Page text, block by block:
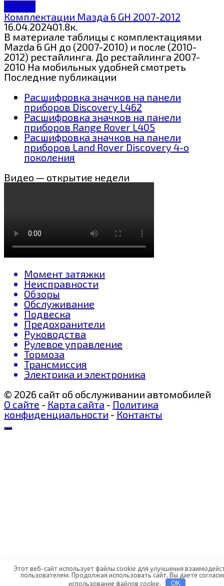
Мазда
Комплектации Мазда 6 GH 2007-2012
16.04.202401.8к.
В материале таблицы с комплектациями
Mazda 6 GH до (2007-2010) и после (2010-
2012) рестайлинга. До рестайлинга 2007-
2010 На мобильных удобней смотреть
Последние публикации
Расшифровка значков на панели
приборов Discovery L462
Расшифровка значков на панели
приборов Range Rover L405
Расшифровка значков на панели
приборов Land Rover Discovery 4-о
поколения
Видео — открытие недели
Момент затяжки
Неисправности
Обзоры
Обслуживание
Подвеска
Предохранители
Руководства
Рулевое управление
Тормоза
Трансмиссия
Электрика и электроника
© 2026 сайт об обслуживании автомобилей
О сайте - Карта сайта - Политика
конфиденциальности - Контакты
Этот веб-сайт использует файлы cookie для улучшения
пользователем. Продолжая использовать сайт, Вы даете
использование файлов cookie.
OK